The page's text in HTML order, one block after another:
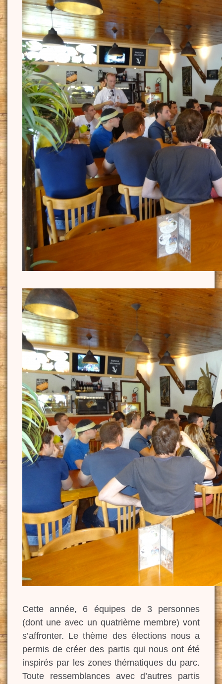
Cette année, 6 équipes de 3 personnes
(dont une avec un quatrième membre) vont
s’affronter. Le thème des élections nous a
permis de créer des partis qui nous ont été
inspirés par les zones thématiques du parc.
Toute ressemblances avec d’autres partis